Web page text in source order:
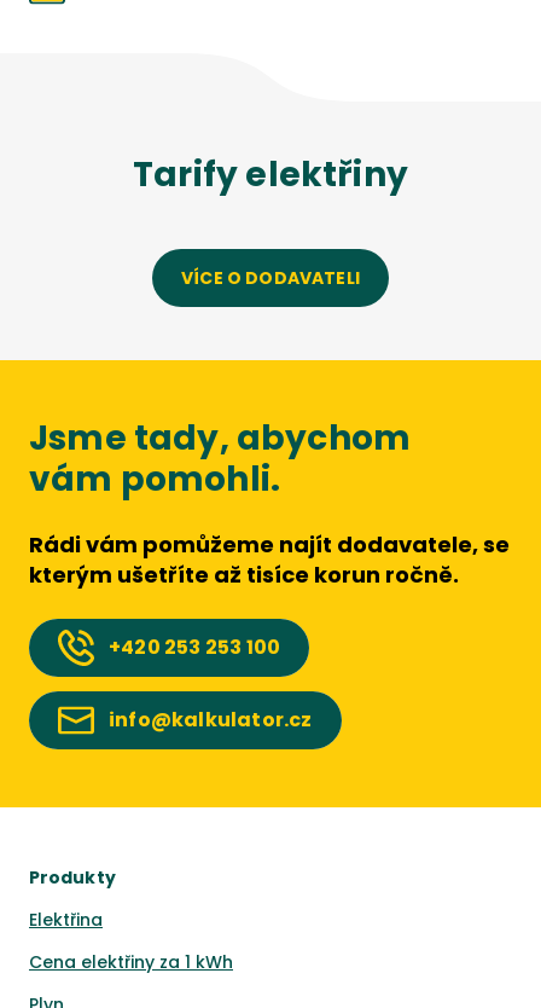
Tarifyelektřiny
VÍCE O DODAVATELI
Jsme tady, abychom
vám pomohli.
Rádi vám pomůžeme najít dodavatele, se
kterým ušetříte až tisíce korun ročně.
+420 253 253 100
info@kalkulator.cz
Produkty
Elektřina
Cena elektřiny za 1 kWh